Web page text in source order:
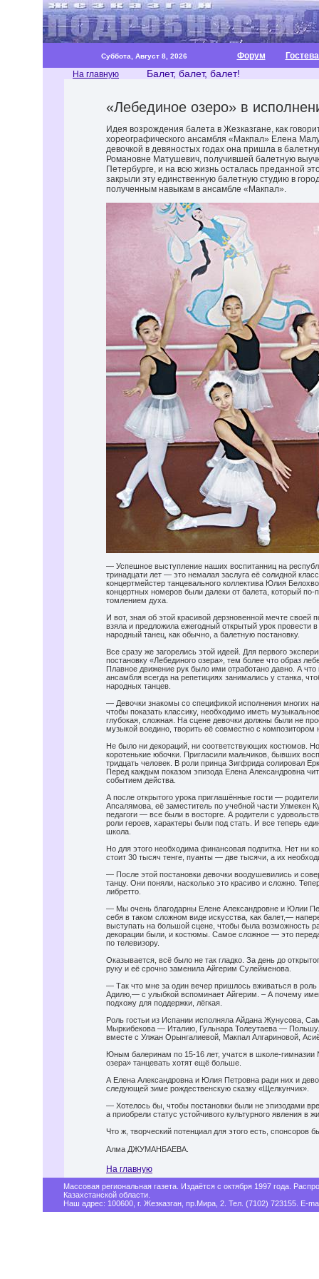
Суббота, Август 8, 2026 Форум
На главную
Балет, балет, балет!
«Лебединое озеро» в
Идея возрождения балета в Жезказгане, как
хореографического ансамбля «Макпал» Елена
девочкой в девяностых годах она пришла в
Романовне Матушевич, получившей балетную
Петербурге, и на всю жизнь осталась преданной
закрыли эту единственную балетную студию в
полученным навыкам в ансамбле «Макпал».
— Успешное выступление наших воспитанниц на
тринадцати лет — это немалая заслуга её солидной
концертмейстер танцевального коллектива Юлия
концертных номеров были далеки от балета, который
томлением духа.
И вот, зная об этой красивой дерзновенной мечте
взяла и предложила ежегодный открытый урок
народный танец, как обычно, а балетную постановку.
Все сразу же загорелись этой идеей. Для первого
постановку «Лебединого озера», тем более что образ
Плавное движение рук было ими отработано давно. А
ансамбля всегда на репетициях занимались у станка,
народных танцев.
— Девочки знакомы со спецификой исполнения многих
чтобы показать классику, необходимо иметь
глубокая, сложная. На сцене девочки должны были не
музыкой воедино, творить её совместно с композитором
Не было ни декораций, ни соответствующих костюмов.
коротенькие юбочки. Пригласили мальчиков, бывших
тридцать человек. В роли принца Зигфрида солировал
Перед каждым показом эпизода Елена Александровна
событием действа.
А после открытого урока приглашённые гости —
Апсалямова, её заместитель по учебной части Улмекен
педагоги — все были в восторге. А родители с
роли героев, характеры были под стать. И все теперь
школа.
Но для этого необходима финансовая подпитка. Нет ни
стоит 30 тысяч тенге, пуанты — две тысячи, а их
— После этой постановки девочки воодушевились и
танцу. Они поняли, насколько это красиво и сложно.
либретто.
— Мы очень благодарны Елене Александровне и Юлии
себя в таком сложном виде искусства, как балет,—
выступать на большой сцене, чтобы была возможность
декорации были, и костюмы. Самое сложное — это
по телевизору.
Оказывается, всё было не так гладко. За день до
руку и её срочно заменила Айгерим Сулейменова.
— Так что мне за один вечер пришлось вживаться в
Адилю,— с улыбкой вспоминает Айгерим. – А почему
подхожу для поддержки, лёгкая.
Роль гостьи из Испании исполняла Айдана Жунусова,
Мыркибекова — Италию, Гульнара Толеутаева —
вместе с Улжан Орынгалиевой, Макпал Алгариновой,
Юным балеринам по 15-16 лет, учатся в школе-
озера» танцевать хотят ещё больше.
А Елена Александровна и Юлия Петровна ради них и
следующей зиме рождественскую сказку «Щелкунчик».
— Хотелось бы, чтобы постановки были не эпизодами
а приобрели статус устойчивого культурного явления в
Что ж, творческий потенциал для этого есть, спонсоров
Алма ДЖУМАНБАЕВА.
На главную
Массовая региональная газета. Издаётся с октября 1997 года.
Казахстанской области.
Наш адрес: 100600, г. Жезказган, пр.Мира, 2. Тел. (7102) 723155. E-